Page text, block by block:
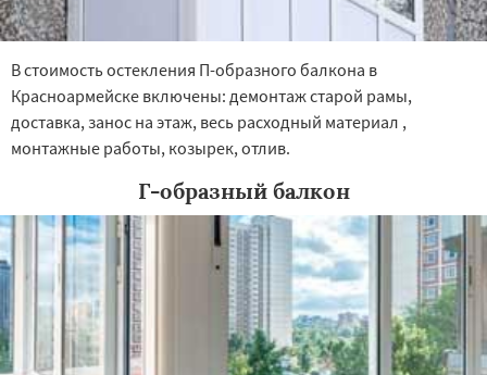
В стоимость остекления П-образного балкона в
Красноармейске включены: демонтаж старой рамы,
доставка, занос на этаж, весь расходный материал ,
монтажные работы, козырек, отлив.
Г-образный балкон